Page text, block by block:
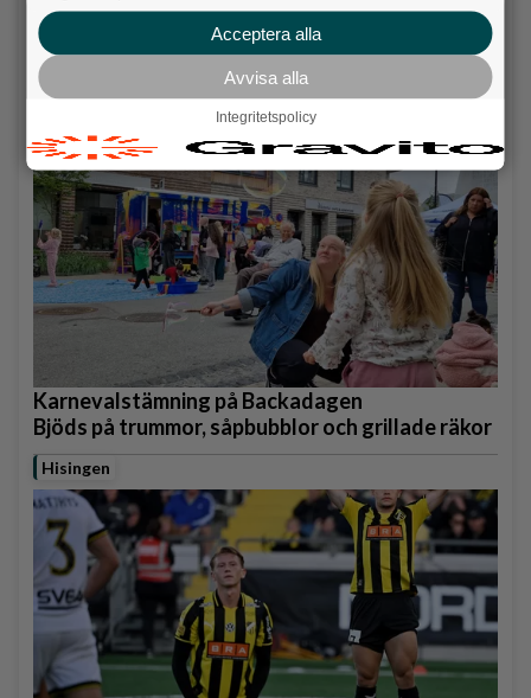
Krögarnas kamp när tågen står stilla: "Vi
försöker bara överleva”
Backa/Kärra
Karnevalstämning på Backadagen
Bjöds på trummor, såpbubblor och grillade räkor
Hisingen
Acceptera alla
Avvisa alla
Integritetspolicy